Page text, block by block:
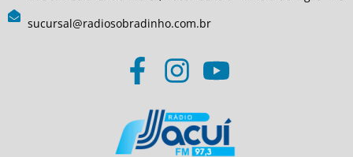
sucursal@radiosobradinho.com.br